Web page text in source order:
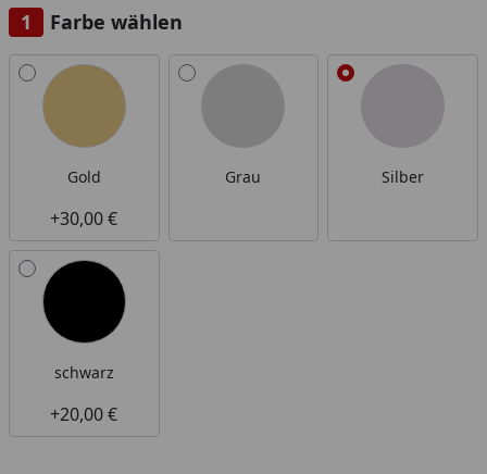
Farbe wählen
Alle anzeigen (4)
Gold
+30,00 €
Grau Silber
schwarz
+20,00 €